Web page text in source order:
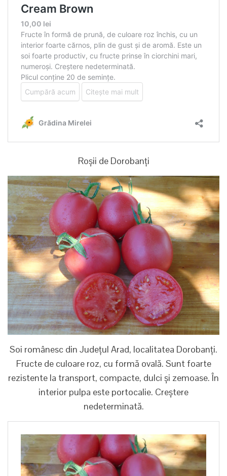
Roșii de Dorobanți
Soi românesc din Județul Arad, localitatea Dorobanți.
Fructe de culoare roz, cu formă ovală. Sunt foarte
rezistente la transport, compacte, dulci și zemoase. În
interior pulpa este portocalie. Creștere
nedeterminată.